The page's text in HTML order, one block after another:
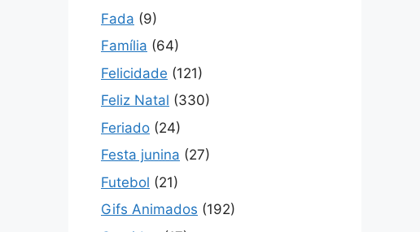
Fada (9)
Família (64)
Felicidade (121)
Feliz Natal (330)
Feriado (24)
Festa junina (27)
Futebol (21)
Gifs Animados (192)